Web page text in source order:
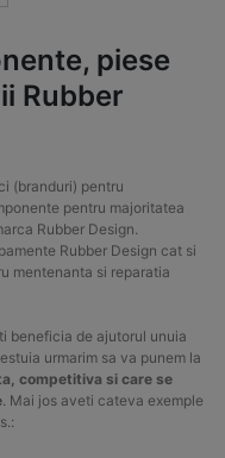
piese
Rubber
(branduri) pentru
pentru majoritatea
Rubber Design.
Rubber Design cat si
mentenanta si reparatia
beneficia de ajutorul unuia
urmarim sa va punem la
competitiva si care se
. Mai jos aveti cateva exemple